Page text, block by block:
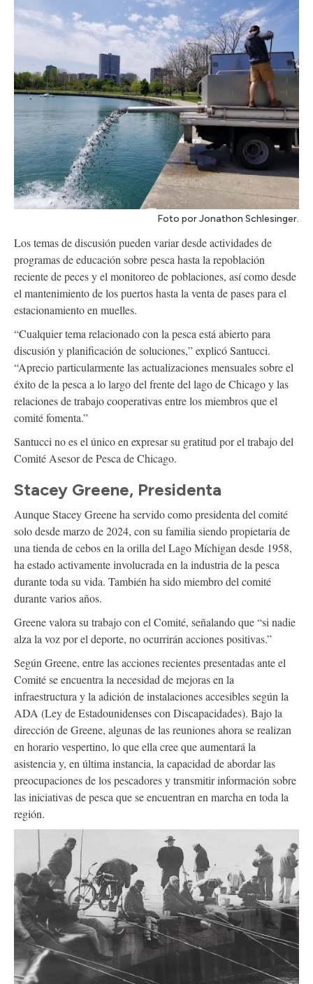
Foto por Jonathon Schlesinger.
Los temas de discusión pueden variar desde actividades de
programas de educación sobre pesca hasta la repoblación
reciente de peces y el monitoreo de poblaciones, así como desde
el mantenimiento de los puertos hasta la venta de pases para el
estacionamiento en muelles.
“Cualquier tema relacionado con la pesca está abierto para
discusión y planificación de soluciones,” explicó Santucci.
“Aprecio particularmente las actualizaciones mensuales sobre el
éxito de la pesca a lo largo del frente del lago de Chicago y las
relaciones de trabajo cooperativas entre los miembros que el
comité fomenta.”
Santucci no es el único en expresar su gratitud por el trabajo del
Comité Asesor de Pesca de Chicago.
Stacey Greene, Presidenta
Aunque Stacey Greene ha servido como presidenta del comité
solo desde marzo de 2024, con su familia siendo propietaria de
una tienda de cebos en la orilla del Lago Míchigan desde 1958,
ha estado activamente involucrada en la industria de la pesca
durante toda su vida. También ha sido miembro del comité
durante varios años.
Greene valora su trabajo con el Comité, señalando que “si nadie
alza la voz por el deporte, no ocurrirán acciones positivas.”
Según Greene, entre las acciones recientes presentadas ante el
Comité se encuentra la necesidad de mejoras en la
infraestructura y la adición de instalaciones accesibles según la
ADA (Ley de Estadounidenses con Discapacidades). Bajo la
dirección de Greene, algunas de las reuniones ahora se realizan
en horario vespertino, lo que ella cree que aumentará la
asistencia y, en última instancia, la capacidad de abordar las
preocupaciones de los pescadores y transmitir información sobre
las iniciativas de pesca que se encuentran en marcha en toda la
región.